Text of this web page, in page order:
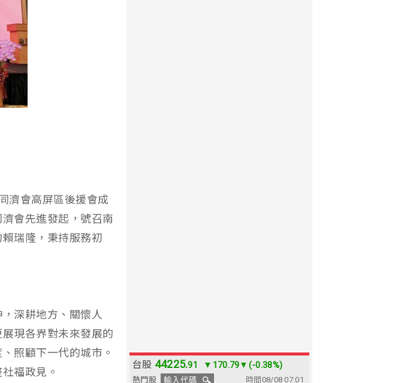
濟會高屏區後援會成
會先進發起，號召南
瑞隆，秉持服務初
深耕地方、關懷人
現各界對未來發展的
照顧下一代的城市。
福政見。